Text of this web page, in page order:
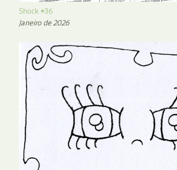
Shock #36
Janeiro de 2026